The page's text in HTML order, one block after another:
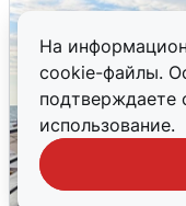
На
cookie-файлы.
подтверждаете
использование.